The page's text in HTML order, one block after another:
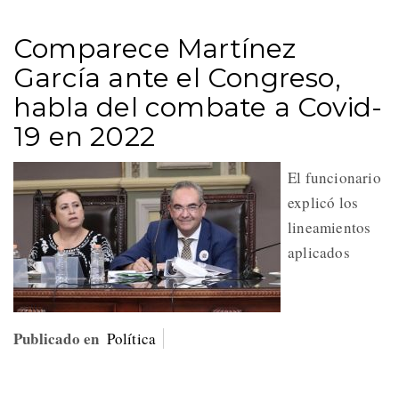
Comparece Martínez
García ante el Congreso,
habla del combate a Covid-
19 en 2022
El funcionario
explicó los
lineamientos
aplicados
Publicado en Política